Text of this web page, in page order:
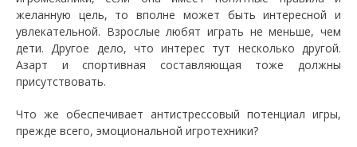
желанную цель, то вполне может быть интересной и
увлекательной. Взрослые любят играть не меньше, чем
дети. Другое дело, что интерес тут несколько другой.
Азарт и спортивная составляющая тоже должны
присутствовать.
Что же обеспечивает антистрессовый потенциал игры,
прежде всего, эмоциональной игротехники?